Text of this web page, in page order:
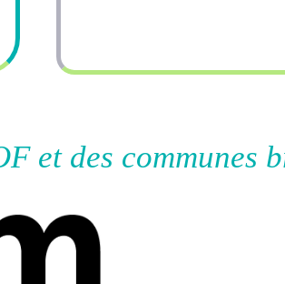
et des communes